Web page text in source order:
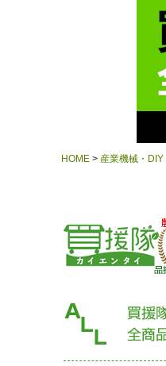
HOME 産業機械・DIY